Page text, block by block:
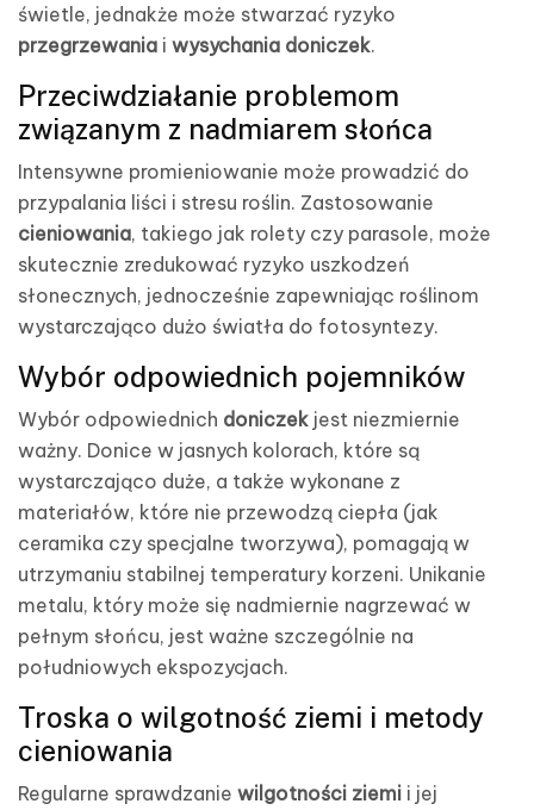
świetle, jednakże może stwarzać ryzyko
przegrzewania i wysychania doniczek.
Przeciwdziałanie problemom
związanym z nadmiarem słońca
Intensywne promieniowanie może prowadzić do
przypalania liści i stresu roślin. Zastosowanie
cieniowania, takiego jak rolety czy parasole, może
skutecznie zredukować ryzyko uszkodzeń
słonecznych, jednocześnie zapewniając roślinom
wystarczająco dużo światła do fotosyntezy.
Wybór odpowiednich pojemników
Wybór odpowiednich doniczek jest niezmiernie
ważny. Donice w jasnych kolorach, które są
wystarczająco duże, a także wykonane z
materiałów, które nie przewodzą ciepła (jak
ceramika czy specjalne tworzywa), pomagają w
utrzymaniu stabilnej temperatury korzeni. Unikanie
metalu, który może się nadmiernie nagrzewać w
pełnym słońcu, jest ważne szczególnie na
południowych ekspozycjach.
Troska o wilgotność ziemi i metody
cieniowania
Regularne sprawdzanie wilgotności ziemi i jej